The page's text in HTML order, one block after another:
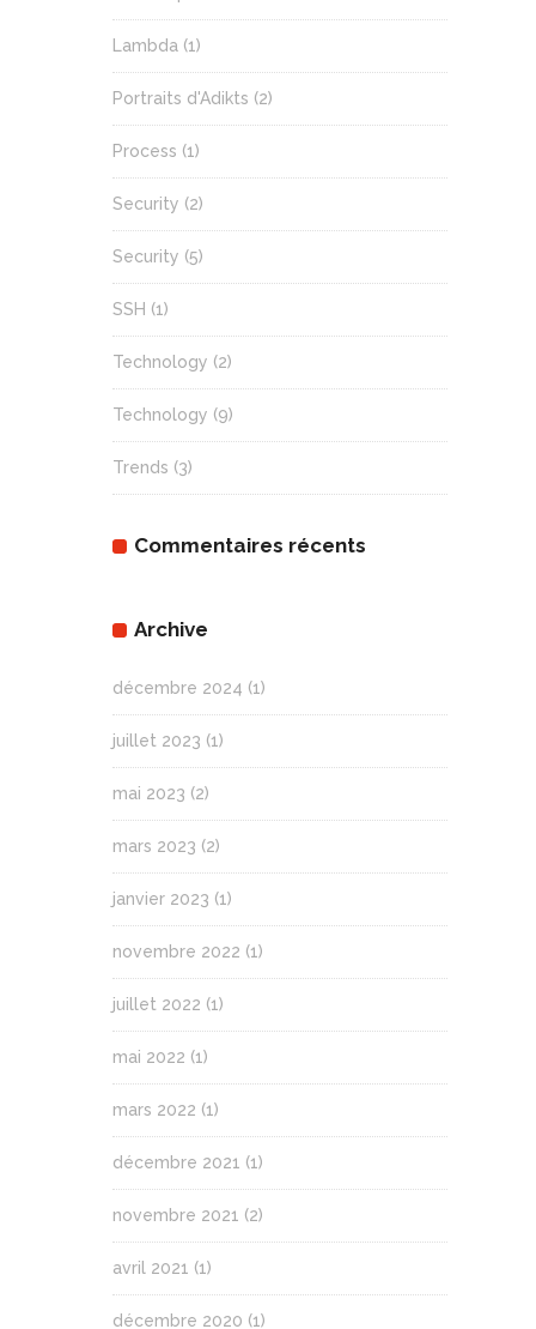
Lambda (1)
Portraits d'Adikts (2)
Process (1)
Security (2)
Security (5)
SSH (1)
Technology (2)
Technology (9)
Trends (3)
Commentaires récents
Archive
décembre 2024 (1)
juillet 2023 (1)
mai 2023 (2)
mars 2023 (2)
janvier 2023 (1)
novembre 2022 (1)
juillet 2022 (1)
mai 2022 (1)
mars 2022 (1)
décembre 2021 (1)
novembre 2021 (2)
avril 2021 (1)
décembre 2020 (1)